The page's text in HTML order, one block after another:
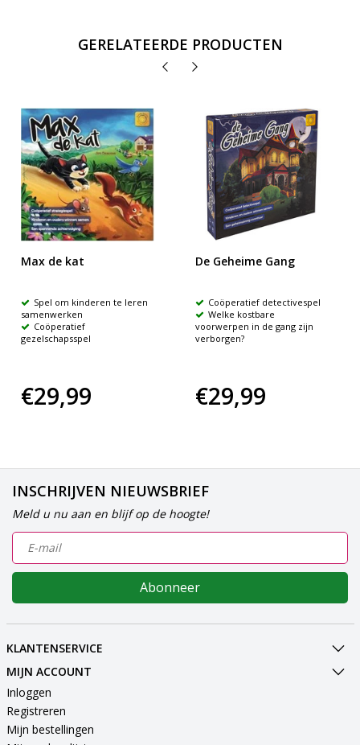
GERELATEERDE PRODUCTEN
Max de kat
Spel om kinderen te leren
samenwerken
Coöperatief
gezelschapsspel
€29,99
De Geheime Gang
Coöperatief detectivespel
Welke kostbare
voorwerpen in de gang zijn
verborgen?
€29,99
INSCHRIJVEN NIEUWSBRIEF
Meld u nu aan en blijf op de hoogte!
Abonneer
KLANTENSERVICE
MIJN ACCOUNT
Inloggen
Registreren
Mijn bestellingen